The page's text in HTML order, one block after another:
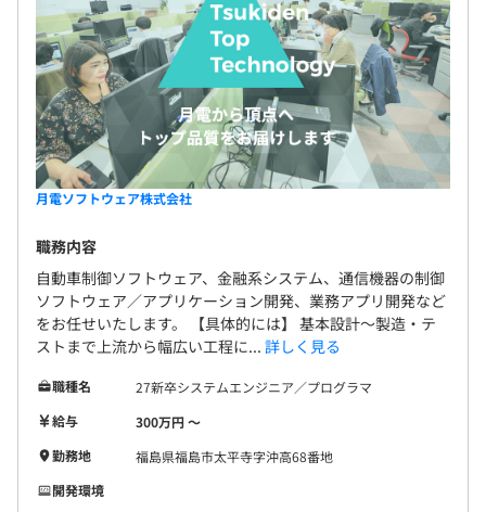
月電ソフトウェア株式会社
職務内容
自動車制御ソフトウェア、金融系システム、通信機器の制御
ソフトウェア／アプリケーション開発、業務アプリ開発など
をお任せいたします。 【具体的には】 基本設計〜製造・テ
ストまで上流から幅広い工程に... 詳しく見る
職種名
27新卒システムエンジニア／プログラマ
給与
300万円 〜
勤務地
福島県福島市太平寺字沖高68番地
開発環境